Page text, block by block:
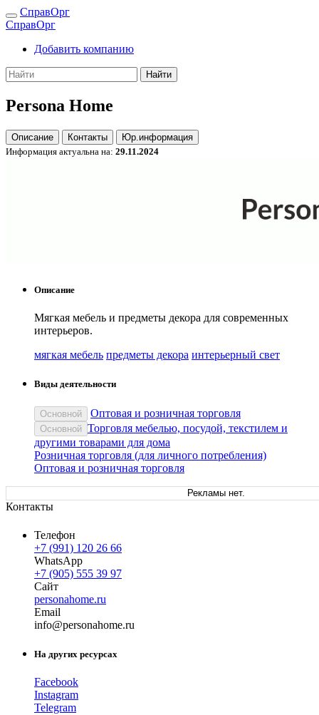
СправОрг
СправОрг
Добавить компанию
Найти
Persona Home
Описание Контакты
Юр.информация
Информация актуальна на: 29.11.2024
Описание
Мягкая мебель и предметы декора для современных
интерьеров.
мягкая мебель предметы декора интерьерный свет
Виды деятельности
Основной Оптовая и розничная торговля
Основной Торговля мебелью, посудой, текстилем и
другими товарами для дома
Розничная торговля (для личного потребления)
Оптовая и розничная торговля
Рекламы нет.
Контакты
Телефон
+7 (991) 120 26 66
WhatsApp
+7 (905) 555 39 97
Сайт
personahome.ru
Email
info@personahome.ru
На других ресурсах
Facebook
Instagram
Telegram